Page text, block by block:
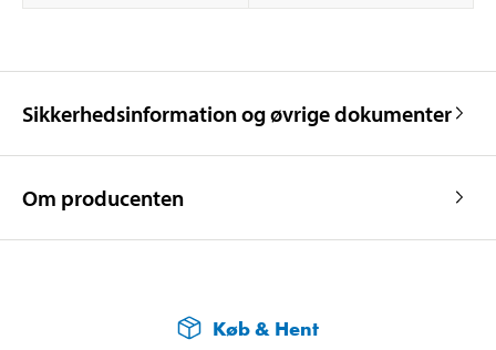
Sikkerhedsinformation og øvrige dokumenter
Om producenten
Køb & Hent